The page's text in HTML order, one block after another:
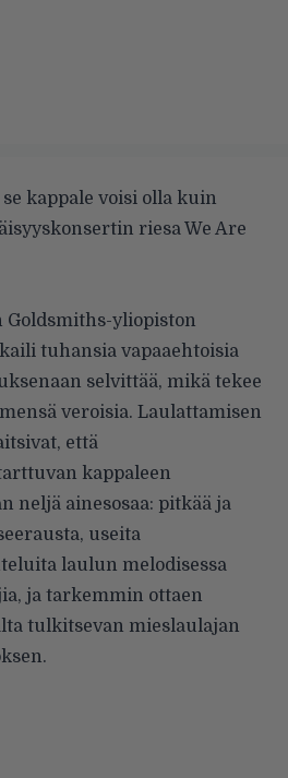
kappale voisi olla kuin
riesa We Are
Goldsmiths-yliopiston
tuhansia vapaaehtoisia
selvittää, mikä tekee
veroisia. Laulattamisen
että
kappaleen
neljä ainesosaa: pitkää ja
useita
laulun melodisessa
ja tarkemmin ottaen
tulkitsevan mieslaulajan